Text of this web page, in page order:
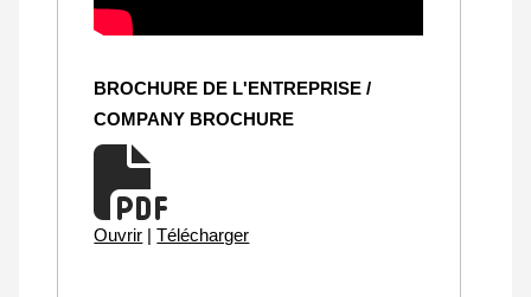
BROCHURE DE L'ENTREPRISE /
COMPANY BROCHURE
Ouvrir | Télécharger